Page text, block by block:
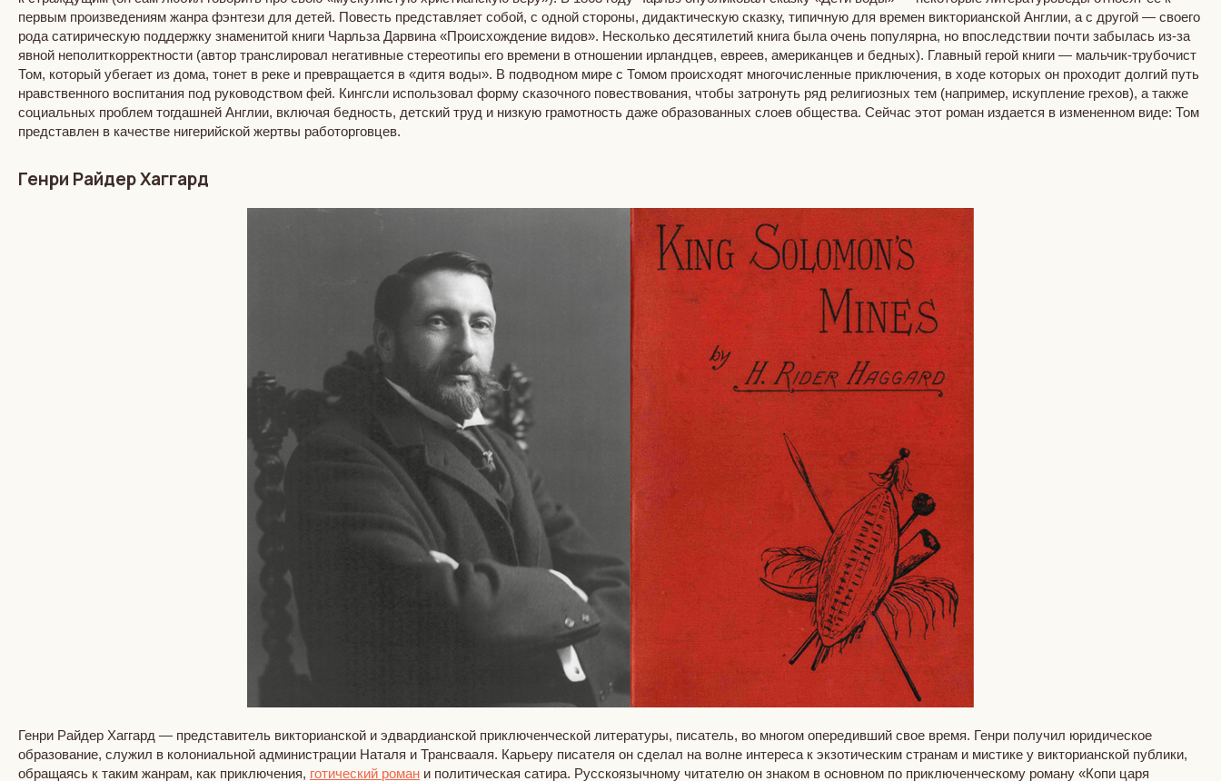
первым произведениям жанра фэнтези для детей. Повесть представляет собой, с одной стороны, дидактическую сказку, типичную для времен викторианской Англии, а с другой — своего
рода сатирическую поддержку знаменитой книги Чарльза Дарвина «Происхождение видов». Несколько десятилетий книга была очень популярна, но впоследствии почти забылась из-за
явной неполиткорректности (автор транслировал негативные стереотипы его времени в отношении ирландцев, евреев, американцев и бедных). Главный герой книги — мальчик-трубочист
Том, который убегает из дома, тонет в реке и превращается в «дитя воды». В подводном мире с Томом происходят многочисленные приключения, в ходе которых он проходит долгий путь
нравственного воспитания под руководством фей. Кингсли использовал форму сказочного повествования, чтобы затронуть ряд религиозных тем (например, искупление грехов), а также
социальных проблем тогдашней Англии, включая бедность, детский труд и низкую грамотность даже образованных слоев общества. Сейчас этот роман издается в измененном виде: Том
представлен в качестве нигерийской жертвы работорговцев.
Генри Райдер Хаггард
Генри Райдер Хаггард — представитель викторианской и эдвардианской приключенческой литературы, писатель, во многом опередивший свое время. Генри получил юридическое
образование, служил в колониальной администрации Наталя и Трансвааля. Карьеру писателя он сделал на волне интереса к экзотическим странам и мистике у викторианской публики,
обращаясь к таким жанрам, как приключения, готический роман и политическая сатира. Русскоязычному читателю он знаком в основном по приключенческому роману «Копи царя